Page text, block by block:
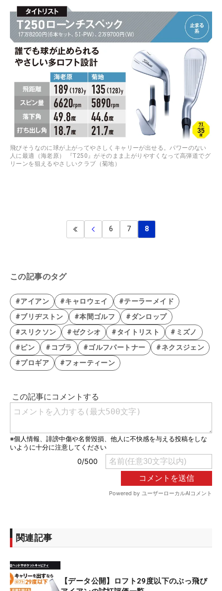
飛びそうなのに球が上がってやさしくキャリーが出せる。パワーのない
人に最適（海老原） 『T250』がそのまま上がりやすくなって高弾道でグ
リーンを狙えるやさしいクラブ（菊地）
6 7 8
この記事のタグ
#アイアン #キャロウェイ
#テーラーメイド
#ブリヂストン
#本間ゴルフ
#ダンロップ
#スリクソン
#ゼクシオ #タイトリスト
#ミズノ
#ピン
#コブラ #ゴルフパートナー
#ネクスジェン
#プロギア
#フォーティーン
関連記事
【データ公開】ロフト29度以下のぶっ飛び